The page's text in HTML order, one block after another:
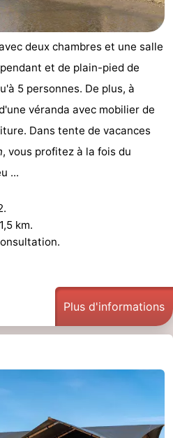
deux chambres et une salle
et de plain-pied de
5 personnes. De plus, à
véranda avec mobilier de
Dans tente de vacances
, vous profitez à la fois du
...
km.
Plus d'informations